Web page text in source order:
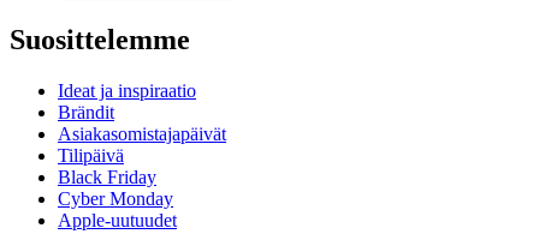
Suosittelemme
Ideat ja inspiraatio
Brändit
Asiakasomistajapäivät
Tilipäivä
Black Friday
Cyber Monday
Apple-uutuudet